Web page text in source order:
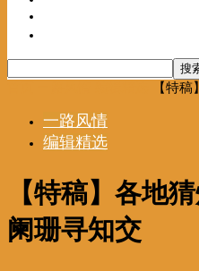
【特
一路风情
编辑精选
【特稿】各地
阑珊寻知交